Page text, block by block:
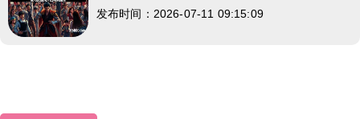
发布时间：2026-07-11 09:15:09